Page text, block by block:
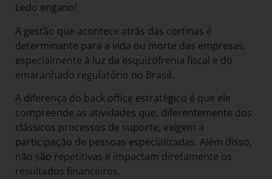
Ledo engano!
A gestão que acontece atrás das cortinas é
determinante para a vida ou morte das empresas,
especialmente à luz da esquizofrenia fiscal e do
emaranhado regulatório no Brasil.
A diferença do back office estratégico é que ele
compreende as atividades que, diferentemente dos
clássicos processos de suporte, exigem a
participação de pessoas especializadas. Além disso,
não são repetitivas e impactam diretamente os
resultados financeiros.